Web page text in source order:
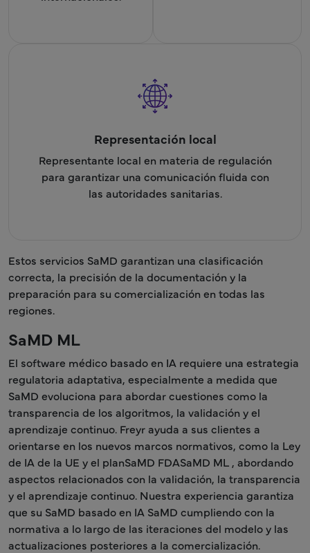
Representación local
Representante local en materia de regulación
para garantizar una comunicación fluida con
las autoridades sanitarias.
Estos servicios SaMD garantizan una clasificación
correcta, la precisión de la documentación y la
preparación para su comercialización en todas las
regiones.
SaMD ML
El software médico basado en IA requiere una estrategia
regulatoria adaptativa, especialmente a medida que
SaMD evoluciona para abordar cuestiones como la
transparencia de los algoritmos, la validación y el
aprendizaje continuo. Freyr ayuda a sus clientes a
orientarse en los nuevos marcos normativos, como la Ley
de IA de la UE y el planSaMD FDASaMD ML , abordando
aspectos relacionados con la validación, la transparencia
y el aprendizaje continuo. Nuestra experiencia garantiza
que su SaMD basado en IA SaMD cumpliendo con la
normativa a lo largo de las iteraciones del modelo y las
actualizaciones posteriores a la comercialización.